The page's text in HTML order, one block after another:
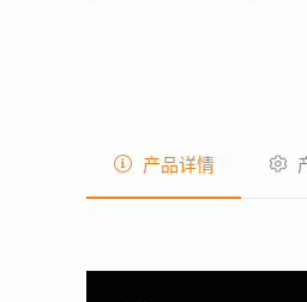
产品详情